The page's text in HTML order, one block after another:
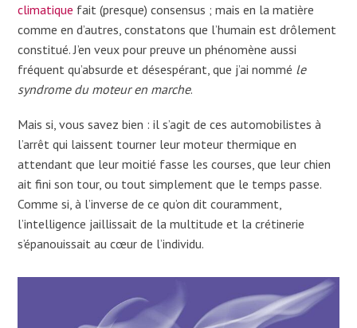
climatique fait (presque) consensus ; mais en la matière
comme en d’autres, constatons que l’humain est drôlement
constitué. J’en veux pour preuve un phénomène aussi
fréquent qu’absurde et désespérant, que j’ai nommé le
syndrome du moteur en marche.
Mais si, vous savez bien : il s’agit de ces automobilistes à
l’arrêt qui laissent tourner leur moteur thermique en
attendant que leur moitié fasse les courses, que leur chien
ait fini son tour, ou tout simplement que le temps passe.
Comme si, à l’inverse de ce qu’on dit couramment,
l’intelligence jaillissait de la multitude et la crétinerie
s’épanouissait au cœur de l’individu.